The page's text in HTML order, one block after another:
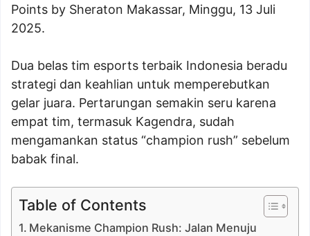
Points by Sheraton Makassar, Minggu, 13 Juli
2025.
Dua belas tim esports terbaik Indonesia beradu
strategi dan keahlian untuk memperebutkan
gelar juara. Pertarungan semakin seru karena
empat tim, termasuk Kagendra, sudah
mengamankan status “champion rush” sebelum
babak final.
Table of Contents
Mekanisme Champion Rush: Jalan Menuju